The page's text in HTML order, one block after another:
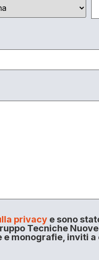
privacye sono
Tecniche
monografie, inviti